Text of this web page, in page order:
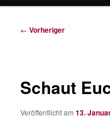
Beitragsnavigation
← Vorheriger
Schaut
Veröffentlicht am13.